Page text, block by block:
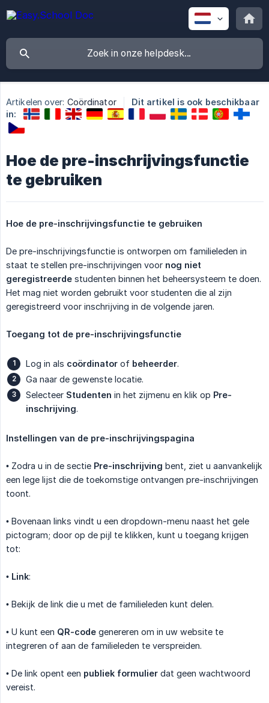
Artikelen over: Coördinator
Dit artikel is ook beschikbaar
in:
Hoe de pre-inschrijvingsfunctie
te gebruiken
Hoe de pre-inschrijvingsfunctie te gebruiken
De pre-inschrijvingsfunctie is ontworpen om familieleden in
staat te stellen pre-inschrijvingen voor nog niet
geregistreerde studenten binnen het beheersysteem te doen.
Het mag niet worden gebruikt voor studenten die al zijn
geregistreerd voor inschrijving in de volgende jaren.
Toegang tot de pre-inschrijvingsfunctie
Log in als coördinator of beheerder.
Ga naar de gewenste locatie.
Selecteer Studenten in het zijmenu en klik op Pre-
inschrijving.
Instellingen van de pre-inschrijvingspagina
• Zodra u in de sectie Pre-inschrijving bent, ziet u aanvankelijk
een lege lijst die de toekomstige ontvangen pre-inschrijvingen
toont.
• Bovenaan links vindt u een dropdown-menu naast het gele
pictogram; door op de pijl te klikken, kunt u toegang krijgen
tot:
• Link:
• Bekijk de link die u met de familieleden kunt delen.
• U kunt een QR-code genereren om in uw website te
integreren of aan de familieleden te verspreiden.
• De link opent een publiek formulier dat geen wachtwoord
vereist.